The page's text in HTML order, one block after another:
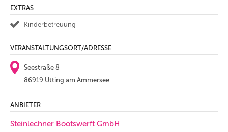
EXTRAS
Kinderbetreuung
VERANSTALTUNGSORT/ADRESSE
Seestraße 8
86919 Utting am Ammersee
ANBIETER
Steinlechner Bootswerft GmbH